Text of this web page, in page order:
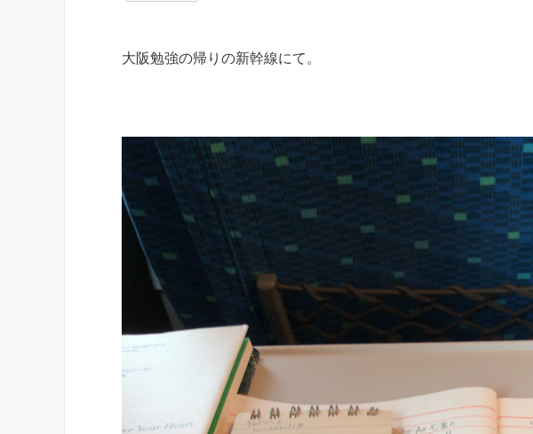
大阪勉強の帰りの新幹線にて。